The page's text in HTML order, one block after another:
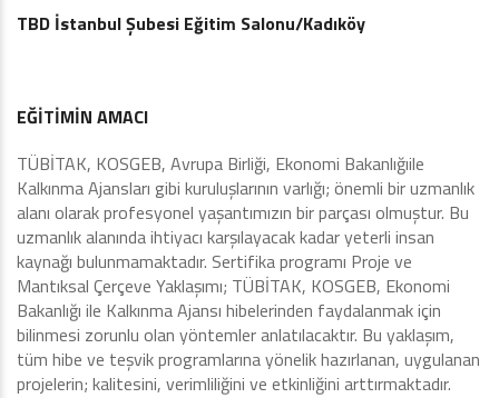
TBD İstanbul Şubesi Eğitim Salonu/Kadıköy
EĞİTİMİN AMACI
TÜBİTAK, KOSGEB, Avrupa Birliği, Ekonomi Bakanlığıile
Kalkınma Ajansları gibi kuruluşlarının varlığı; önemli bir uzmanlık
alanı olarak profesyonel yaşantımızın bir parçası olmuştur. Bu
uzmanlık alanında ihtiyacı karşılayacak kadar yeterli insan
kaynağı bulunmamaktadır. Sertifika programı Proje ve
Mantıksal Çerçeve Yaklaşımı; TÜBİTAK, KOSGEB, Ekonomi
Bakanlığı ile Kalkınma Ajansı hibelerinden faydalanmak için
bilinmesi zorunlu olan yöntemler anlatılacaktır. Bu yaklaşım,
tüm hibe ve teşvik programlarına yönelik hazırlanan, uygulanan
projelerin; kalitesini, verimliliğini ve etkinliğini arttırmaktadır.